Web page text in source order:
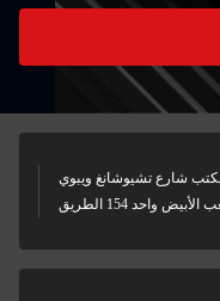
مكتب شارع تشيوشانغ ويبوي
واحد 154 الطريق